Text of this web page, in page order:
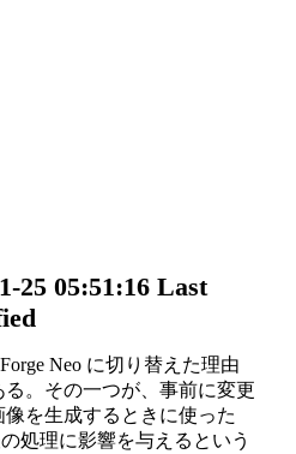
25 05:51:16 Last
Neo に切り替えた理由
。その一つが、事前に変更
を生成するときに使った
処理に影響を与えるという